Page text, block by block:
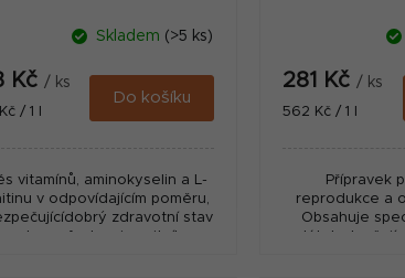
Skladem (>5 ks)
Kč / ks
/ 1 l
Do košíku
vitamínů, aminokyselin a L-
v odpovídajícím poměru,
zdravotní stav
podporu funkce imunitního
281 Kč / ks
Měrná
562 Kč / 1 l
Přípravek
reprodukce a
Obsahuje
látek